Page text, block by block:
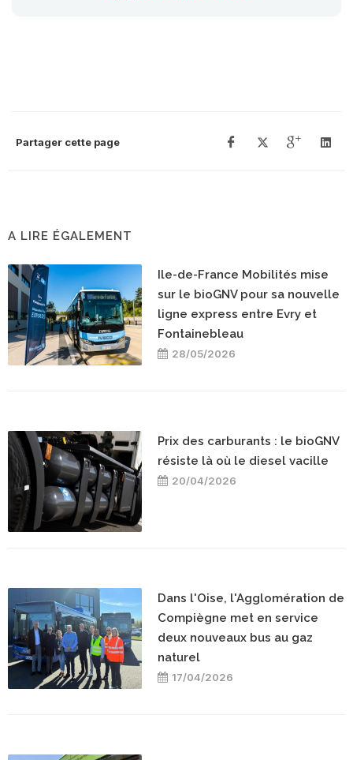
Partager cette page
A LIRE ÉGALEMENT
Ile-de-France Mobilités mise
sur le bioGNV pour sa nouvelle
ligne express entre Evry et
Fontainebleau
28/05/2026
Prix des carburants : le bioGNV
résiste là où le diesel vacille
20/04/2026
Dans l'Oise, l'Agglomération de
Compiègne met en service
deux nouveaux bus au gaz
naturel
17/04/2026